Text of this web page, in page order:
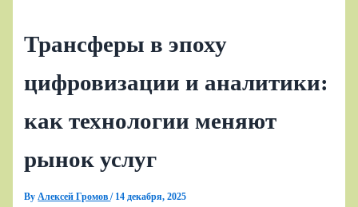
Трансферы в эпоху
цифровизации и аналитики:
как технологии меняют
рынок услуг
ByАлексей Громов/ 14 декабря, 2025